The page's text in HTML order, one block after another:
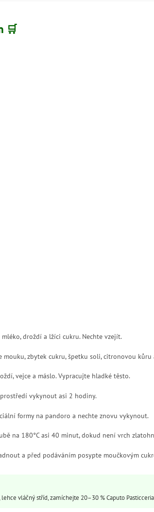
🛒
droždí a lžíci cukru. Nechte vzejít.
mouku, zbytek cukru, špetku soli, citronovou
vejce a máslo. Vypracujte hladké těsto.
vykynout asi 2 hodiny.
formy na pandoro a nechte znovu vykynout.
na 180°C asi 40 minut, dokud není vrch
a před podáváním posypte moučkovým
vláčný stříd, zamíchejte 20–30 % Caputo